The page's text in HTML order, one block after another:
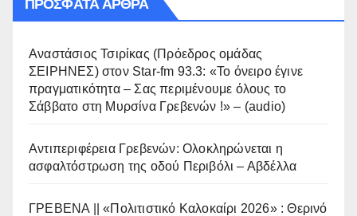
ΠΡΌΣΦΑΤΑ ΆΡΘΡΑ
Αναστάσιος Τσιρίκας (Πρόεδρος ομάδας
ΣΕΙΡΗΝΕΣ) στον Star-fm 93.3: «Το όνειρο έγινε
πραγματικότητα – Σας περιμένουμε όλους το
Σάββατο στη Μυρσίνα Γρεβενών !» – (audio)
Αντιπεριφέρεια Γρεβενών: Ολοκληρώνεται η
ασφαλτόστρωση της οδού Περιβόλι – Αβδέλλα
ΓΡΕΒΕΝΑ || «Πολιτιστικό Καλοκαίρι 2026» : Θερινό